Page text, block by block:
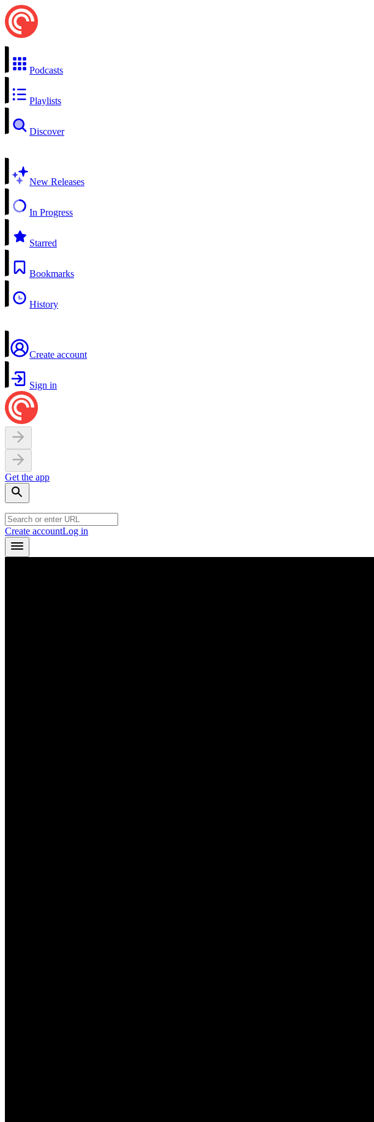
Podcasts
Playlists
Discover
New Releases
In Progress
Starred
Bookmarks
History
Create account
Sign in
Get the app
Create accountLog in